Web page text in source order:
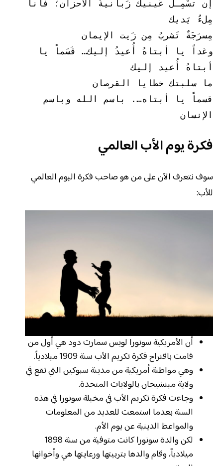
مِلءُ يَديك
مِسرَجَةٌ تَشربُ مِن زَيت الإيمان
أبتاهُ أُعيد إليك
ما سلبتك خطايا القرصان
الإنسان
فكرة يوم الأب العالمي
سوف نتعرف الآن على من هو صاحب فكرة اليوم العالمي
للأب:
أن الأمريكية سونورا لويس سمارت دود هي أول من
قامت باقتراح فكرة تكريم الأب سنة 1909 ميلادياً.
وهي مواطنة أمريكية من مدينة سبوكين التي تقع في
ولاية ميتشيجان بالولايات المتحدة.
وجاءت فكرة تكريم الأب في مخيلة سونورا في هذه
السنة بعدما استمعت للعديد من المعلومات
والمواعظ الدينية عن يوم الأم.
لكن والدة سونورا كانت متوفية من سنة 1898
ميلادياً، وقام والدها بتربيتها ورعايتها هي وأخوانها